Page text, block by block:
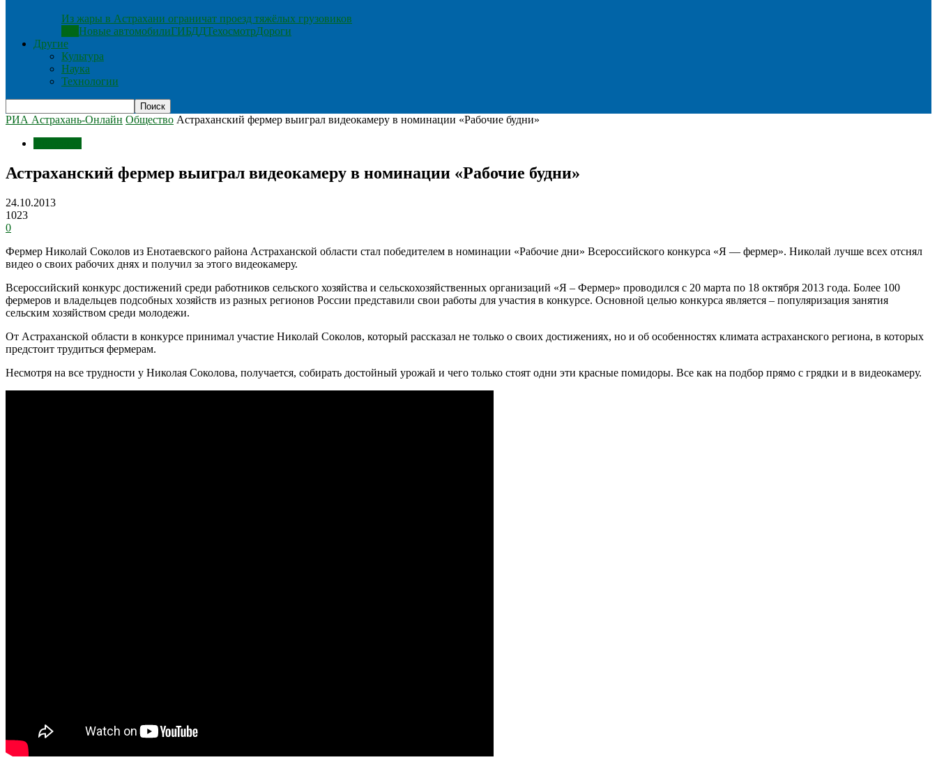
Из жары в Астрахани ограничат проезд тяжёлых грузовиков
Новые автомобилиГИБДДТехосмотрДороги
Другие
Культура
Наука
Технологии
РИА Астрахань-Онлайн Общество Астраханский фермер выиграл видеокамеру в номинации «Рабочие будни»
Астраханский фермер выиграл видеокамеру в номинации «Рабочие будни»
24.10.2013
1023
0
Фермер Николай Соколов из Енотаевского района Астраханской области стал победителем в номинации «Рабочие дни» Всероссийского конкурса «Я — фермер». Николай лучше всех отснял
видео о своих рабочих днях и получил за этого видеокамеру.
Всероссийский конкурс достижений среди работников сельского хозяйства и сельскохозяйственных организаций «Я – Фермер» проводился с 20 марта по 18 октября 2013 года. Более 100
фермеров и владельцев подсобных хозяйств из разных регионов России представили свои работы для участия в конкурсе. Основной целью конкурса является – популяризация занятия
сельским хозяйством среди молодежи.
От Астраханской области в конкурсе принимал участие Николай Соколов, который рассказал не только о своих достижениях, но и об особенностях климата астраханского региона, в которых
предстоит трудиться фермерам.
Несмотря на все трудности у Николая Соколова, получается, собирать достойный урожай и чего только стоят одни эти красные помидоры. Все как на подбор прямо с грядки и в видеокамеру.